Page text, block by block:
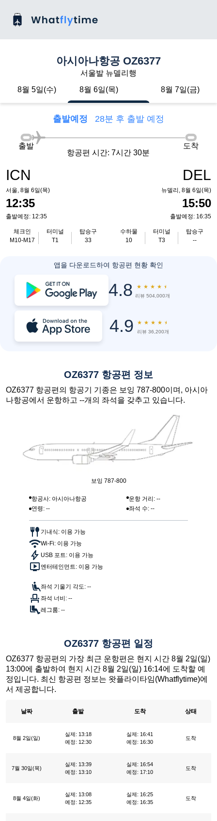
아시아나항공 OZ6377
서울발 뉴델리행
8월 5일(수)
8월 6일(목) 8월 7일(금)
출발예정 28분 후 출발 예정
ICN
서울, 8월 6일(목)
12:35
출발예정: 12:35
체크인
M10-M17
터미널
T1
탑승구
33
출발
항공편 시간: 7시간 30분
도착
DEL
뉴델리, 8월 6일(목)
15:50
출발예정: 16:35
수하물
10
터미널
T3
탑승구
--
앱을 다운로드하여 항공편 현황 확인
4.8 ★ ★ ★ ★ ★
리뷰 504,000개
4.9 ★ ★ ★ ★ ★
리뷰 36,200개
OZ6377 항공편 정보
OZ6377 항공편의 항공기 기종은 보잉 787-800이며, 아시아
나항공에서 운항하고 --개의 좌석을 갖추고 있습니다.
보잉 787-800
항공사: 아시아나항공
운항 거리: --
연령: --
좌석 수: --
기내식: 이용 가능
Wi-Fi: 이용 가능
USB 포트: 이용 가능
엔터테인먼트: 이용 가능
좌석 기울기 각도: --
좌석 너비: --
레그룸: --
OZ6377 항공편 일정
OZ6377 항공편의 가장 최근 운항편은 현지 시간 8월 2일(일)
13:00에 출발하여 현지 시간 8월 2일(일) 16:14에 도착할 예
정입니다. 최신 항공편 정보는 왓플라이타임(Whatflytime)에
서 제공합니다.
날짜 출발 도착 상태
8월 2일(일)
실제: 13:18
예정: 12:30
실제: 16:41
예정: 16:30
도착
7월 30일(목)
실제: 13:39
예정: 13:10
실제: 16:54
예정: 17:10
도착
8월 4일(화)
실제: 13:08
예정: 12:35
실제: 16:25
예정: 16:35
도착